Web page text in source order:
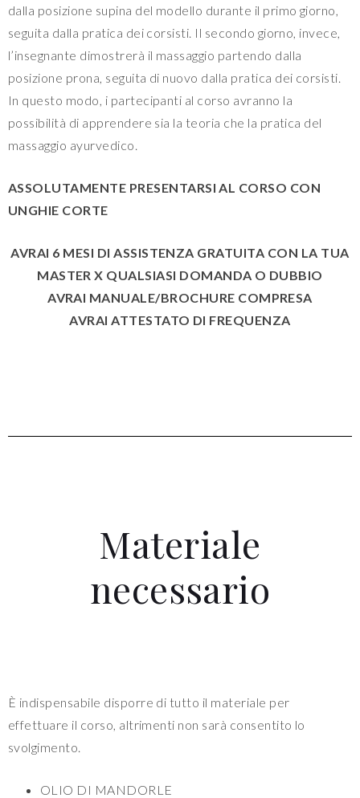
dalla posizione supina del modello durante il primo giorno,
seguita dalla pratica dei corsisti. Il secondo giorno, invece,
l’insegnante dimostrerà il massaggio partendo dalla
posizione prona, seguita di nuovo dalla pratica dei corsisti.
In questo modo, i partecipanti al corso avranno la
possibilità di apprendere sia la teoria che la pratica del
massaggio ayurvedico.
ASSOLUTAMENTE PRESENTARSI AL CORSO CON
UNGHIE CORTE
AVRAI 6 MESI DI ASSISTENZA GRATUITA CON LA TUA
MASTER X QUALSIASI DOMANDA O DUBBIO
AVRAI MANUALE/BROCHURE COMPRESA
AVRAI ATTESTATO DI FREQUENZA
Materiale
necessario
È indispensabile disporre di tutto il materiale per
effettuare il corso, altrimenti non sarà consentito lo
svolgimento.
OLIO DI MANDORLE